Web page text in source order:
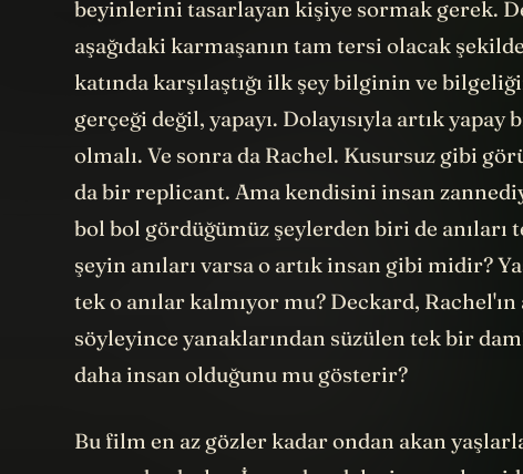
beyinlerini tasarlayan kişiye sormak gerek.
aşağıdaki karmaşanın tam tersi olacak
katında karşılaştığı ilk şey bilginin ve
gerçeği değil, yapayı. Dolayısıyla artık
olmalı. Ve sonra da Rachel. Kusursuz gibi
da bir replicant. Ama kendisini insan
bol bol gördüğümüz şeylerden biri de
şeyin anıları varsa o artık insan gibi midir?
tek o anılar kalmıyor mu? Deckard,
söyleyince yanaklarından süzülen tek bir
daha insan olduğunu mu gösterir?
Bu film en az gözler kadar ondan akan